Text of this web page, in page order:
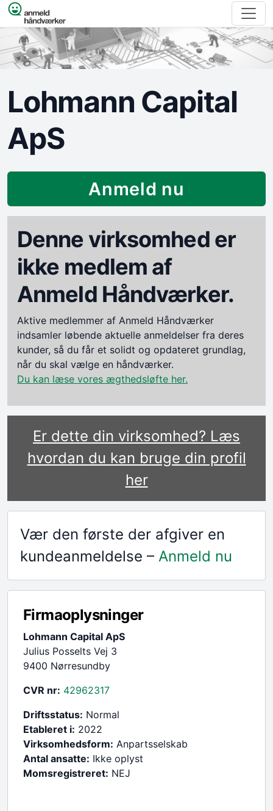
Spring til indhold
Lohmann Capital
ApS
Anmeld nu
Denne virksomhed er
ikke medlem af
Anmeld Håndværker.
Aktive medlemmer af Anmeld Håndværker
indsamler løbende aktuelle anmeldelser fra deres
kunder, så du får et solidt og opdateret grundlag,
når du skal vælge en håndværker.
Du kan læse vores ægthedsløfte her.
Er dette din virksomhed? Læs
hvordan du kan bruge din profil
her
Vær den første der afgiver en
kundeanmeldelse – Anmeld nu
Firmaoplysninger
Lohmann Capital ApS
Julius Posselts Vej 3
9400 Nørresundby
CVR nr: 42962317
Driftsstatus: Normal
Etableret i: 2022
Virksomhedsform: Anpartsselskab
Antal ansatte: Ikke oplyst
Momsregistreret: NEJ